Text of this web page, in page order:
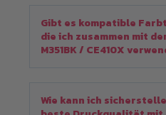
Gibt es kompatible
die ich zusammen mit
M351BK / CE410X
Wie kann ich